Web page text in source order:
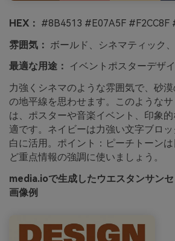
HEX： #8B4513 #E07A5F #F2CC8F
雰囲気： ボールド、シネマティック
最適な用途：
イベントポスターデザ
力強くシネマのような雰囲気で、砂
の地平線を思わせます。このような
は、ポスターや音楽イベント、印象
適です。ネイビーは力強い文字ブロ
白に活用。ポイント：ピーチトーン
ど重点情報の強調に使いましょう。
media.ioで生成したウエスタンサン
画像例